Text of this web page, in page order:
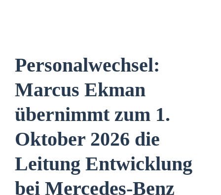
Personalwechsel:
Marcus Ekman
übernimmt zum 1.
Oktober 2026 die
Leitung Entwicklung
bei Mercedes-Benz